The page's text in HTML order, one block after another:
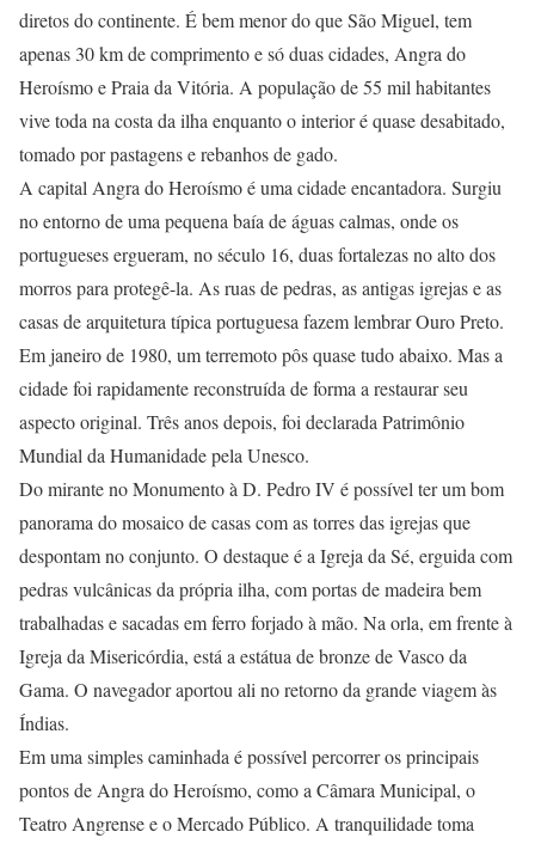
diretos do continente. É bem menor do que São Miguel, tem
apenas 30 km de comprimento e só duas cidades, Angra do
Heroísmo e Praia da Vitória. A população de 55 mil habitantes
vive toda na costa da ilha enquanto o interior é quase desabitado,
tomado por pastagens e rebanhos de gado.
A capital Angra do Heroísmo é uma cidade encantadora. Surgiu
no entorno de uma pequena baía de águas calmas, onde os
portugueses ergueram, no século 16, duas fortalezas no alto dos
morros para protegê-la. As ruas de pedras, as antigas igrejas e as
casas de arquitetura típica portuguesa fazem lembrar Ouro Preto.
Em janeiro de 1980, um terremoto pôs quase tudo abaixo. Mas a
cidade foi rapidamente reconstruída de forma a restaurar seu
aspecto original. Três anos depois, foi declarada Patrimônio
Mundial da Humanidade pela Unesco.
Do mirante no Monumento à D. Pedro IV é possível ter um bom
panorama do mosaico de casas com as torres das igrejas que
despontam no conjunto. O destaque é a Igreja da Sé, erguida com
pedras vulcânicas da própria ilha, com portas de madeira bem
trabalhadas e sacadas em ferro forjado à mão. Na orla, em frente à
Igreja da Misericórdia, está a estátua de bronze de Vasco da
Gama. O navegador aportou ali no retorno da grande viagem às
Índias.
Em uma simples caminhada é possível percorrer os principais
pontos de Angra do Heroísmo, como a Câmara Municipal, o
Teatro Angrense e o Mercado Público. A tranquilidade toma